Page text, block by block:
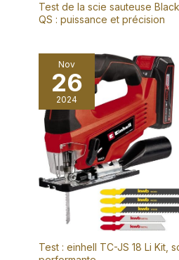
Test de la scie sauteuse
QS : puissance et précision
Nov
26
2024
Test : einhell TC-JS 18 Li Kit,